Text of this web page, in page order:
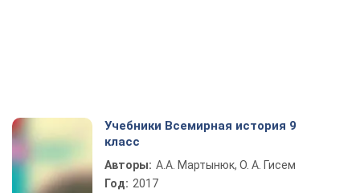
Учебники Всемирная история 9
класс
Авторы: А.А. Мартынюк, О. А. Гисем
Год: 2017